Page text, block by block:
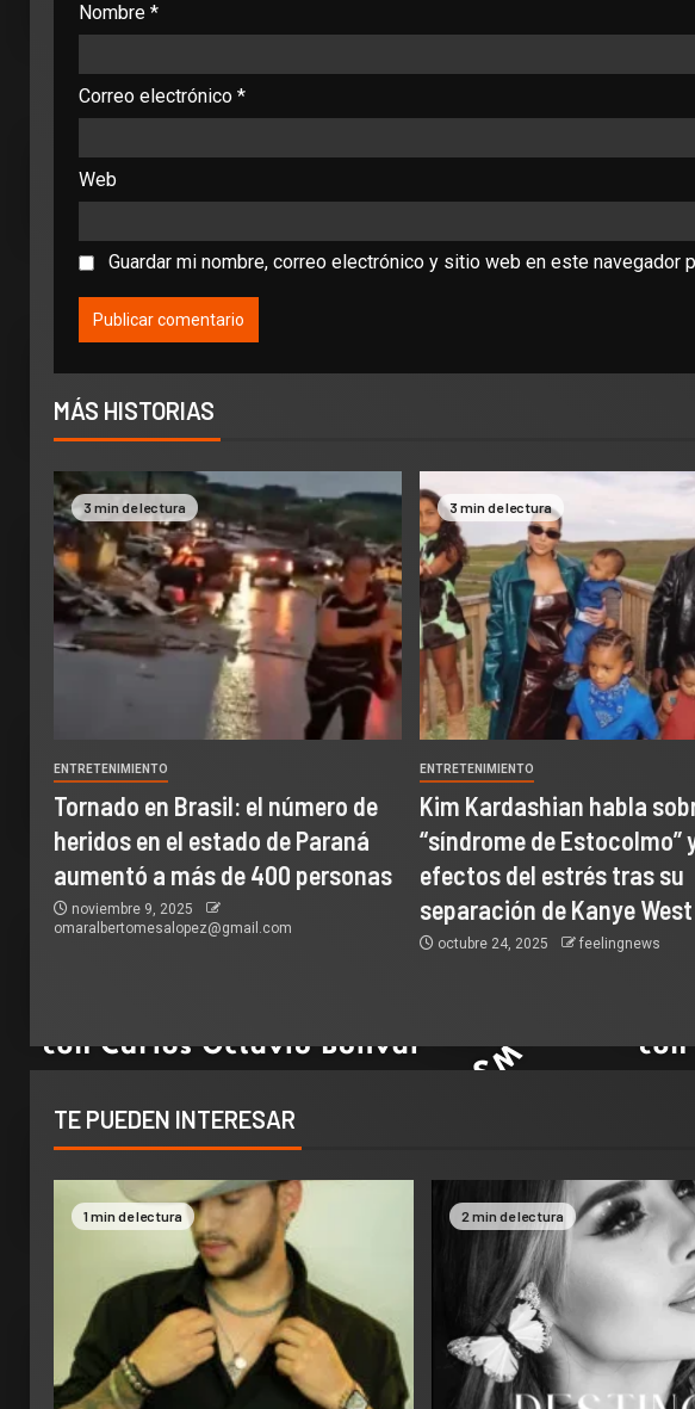
Nombre *
Correo electrónico *
Web
Guardar mi nombre, correo electrónico y sitio web en este navegador
MÁS HISTORIAS
3 min de lectura
ENTRETENIMIENTO
Tornado en Brasil: el número de
heridos en el estado de Paraná
aumentó a más de 400 personas
noviembre 9, 2025
omaralbertomesalopez@gmail.com
3 min de lectura
ENTRETENIMIENTO
Kim Kardashian habla
“síndrome de Estocolmo”
efectos del estrés tras su
separación de Kanye West
octubre 24, 2025 feelingnews
TE PUEDEN INTERESAR
1 min de lectura 2 min de lectura